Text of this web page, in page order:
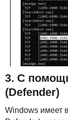
3. С
(Defender)
Windows имеет